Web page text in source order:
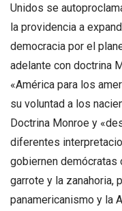
Unidos se
la providencia a
democracia por el
adelante con doctrina
«América para los
su voluntad a los
Doctrina Monroe y
diferentes
gobiernen
garrote y la zanahoria,
panamericanismo y la